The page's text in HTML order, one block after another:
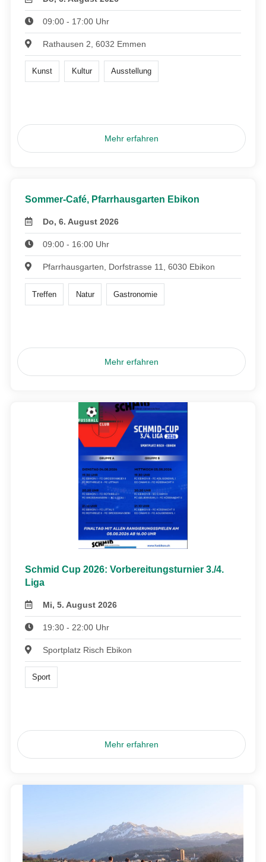
09:00 - 17:00 Uhr
Rathausen 2, 6032 Emmen
Kunst Kultur Ausstellung
Mehr erfahren
Sommer-Café, Pfarrhausgarten Ebikon
Do, 6. August 2026
09:00 - 16:00 Uhr
Pfarrhausgarten, Dorfstrasse 11, 6030 Ebikon
Treffen Natur Gastronomie
Mehr erfahren
Schmid Cup 2026: Vorbereitungsturnier 3./4.
Liga
Mi, 5. August 2026
19:30 - 22:00 Uhr
Sportplatz Risch Ebikon
Sport
Mehr erfahren